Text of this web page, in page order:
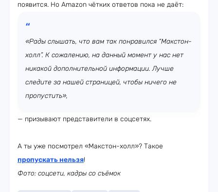
появится. Но Amazon чётких ответов пока не даёт:
«Рады слышать, что вам так понравился “Макстон-
холл”. К сожалению, на данный момент у нас нет
никакой дополнительной информации. Лучше
следите за нашей страницей, чтобы ничего не
пропустить»,
— призывают представители в соцсетях.
А ты уже посмотрел «Макстон-холл»? Такое
пропускать нельзя!
Фото: соцсети, кадры со съёмок